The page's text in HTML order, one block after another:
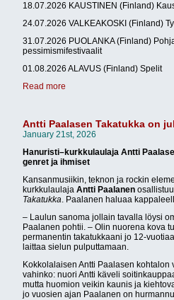
18.07.2026 KAUSTINEN (Finland)
24.07.2026 VALKEAKOSKI (Finland)
31.07.2026 PUOLANKA (Finland)
pessimismifestivaalit
01.08.2026 ALAVUS (Finland) Spelit
Read more
Antti Paalasen Takatukka on
January 21st, 2026
Hanuristi–kurkkulaulaja Antti
genret ja ihmiset
Kansanmusiikin, teknon ja rockin
kurkkulaulaja Antti Paalanen
Takatukka. Paalanen haluaa
– Laulun sanoma jollain tavalla löysi
Paalanen pohtii. – Olin nuorena kova
permanentin takatukkaani jo 12-
laittaa sielun pulputtamaan.
Kokkolalaisen Antti Paalasen
vahinko: nuori Antti käveli
mutta huomion veikin kaunis ja
jo vuosien ajan Paalanen on